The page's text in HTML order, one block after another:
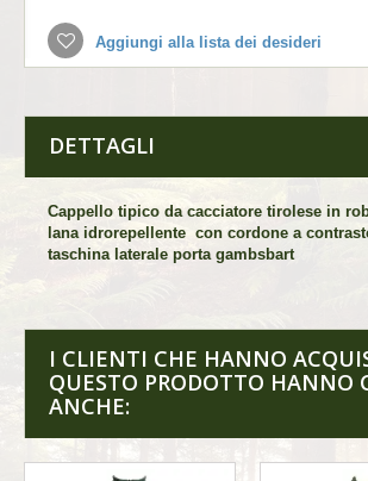
Aggiungi alla lista dei desideri
DETTAGLI
Cappello tipico da cacciatore tirolese in
lana idrorepellente con cordone a
taschina laterale porta gambsbart
I CLIENTI CHE HANNO
QUESTO PRODOTTO HANNO
ANCHE: